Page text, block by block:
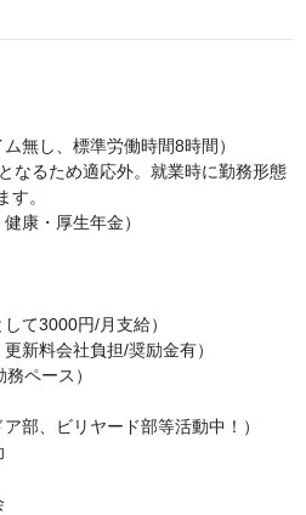
無し、標準労働時間8時間）
るため適応外。就業時に勤務形態
す。
康・厚生年金）
て3000円/月支給）
新料会社負担/奨励金有）
ペース）
部、ビリヤード部等活動中！）